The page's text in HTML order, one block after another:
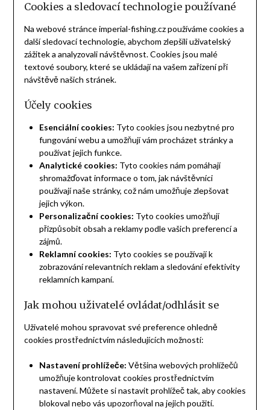
Cookies a sledovací technologie používané
Na webové stránce imperial-fishing.cz používáme cookies a
další sledovací technologie, abychom zlepšili uživatelský
zážitek a analyzovali návštěvnost. Cookies jsou malé
textové soubory, které se ukládají na vašem zařízení při
návštěvě našich stránek.
Účely cookies
Esenciální cookies: Tyto cookies jsou nezbytné pro
fungování webu a umožňují vám procházet stránky a
používat jejich funkce.
Analytické cookies: Tyto cookies nám pomáhají
shromažďovat informace o tom, jak návštěvníci
používají naše stránky, což nám umožňuje zlepšovat
jejich výkon.
Personalizační cookies: Tyto cookies umožňují
přizpůsobit obsah a reklamy podle vašich preferencí a
zájmů.
Reklamní cookies: Tyto cookies se používají k
zobrazování relevantních reklam a sledování efektivity
reklamních kampaní.
Jak mohou uživatelé ovládat/odhlásit se
Uživatelé mohou spravovat své preference ohledně
cookies prostřednictvím následujících možností:
Nastavení prohlížeče: Většina webových prohlížečů
umožňuje kontrolovat cookies prostřednictvím
nastavení. Můžete si nastavit prohlížeč tak, aby cookies
blokoval nebo vás upozorňoval na jejich použití.